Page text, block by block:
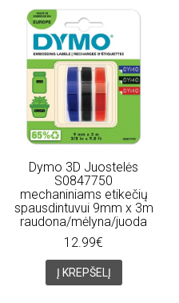
Dymo 3D Juostelės
S0847750
mechaniniams etikečių
spausdintuvui 9mm x 3m
raudona/mėlyna/juoda
12.99€
Į KREPŠELĮ